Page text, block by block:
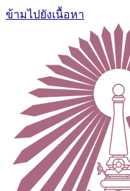
ข้ามไปยังเนื้อหา